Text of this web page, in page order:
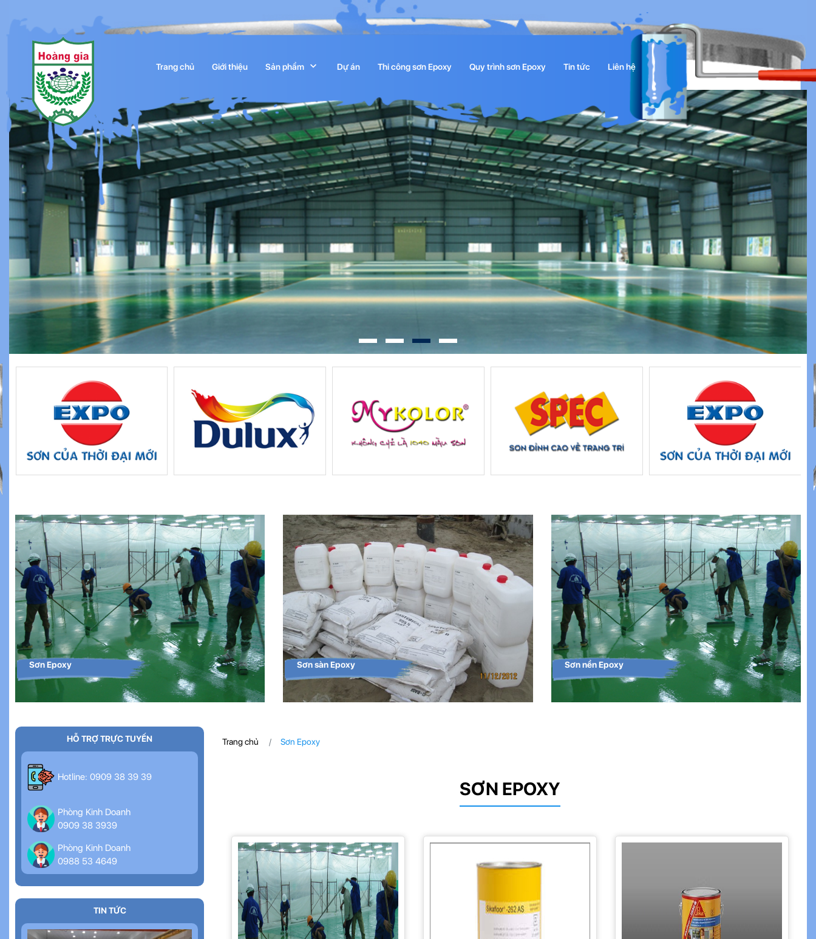
Trang chủ Giới thiệu Sản phẩm Dự án Thi công sơn Epoxy Quy trình sơn Epoxy Tin tức Liên hệ
Sơn Epoxy Sơn sàn Epoxy Sơn nền Epoxy
HỖ TRỢ TRỰC TUYẾN
Hotline: 0909 38 39 39
Phòng Kinh Doanh
0909 38 3939
Phòng Kinh Doanh
0988 53 4649
TIN TỨC
Trang chủ Sơn Epoxy
SƠN EPOXY